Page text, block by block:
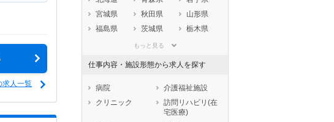
求人一覧
宮城県
秋田県
山形県
福島県
茨城県
栃木県
埼玉県
石川県
福井県
岐阜県
静岡県
愛知県
三重県
大阪府
もっと見る
仕事内容・施設形態から求人を探す
病院
介護福祉施設
クリニック
訪問リハビリ(在
宅医療)